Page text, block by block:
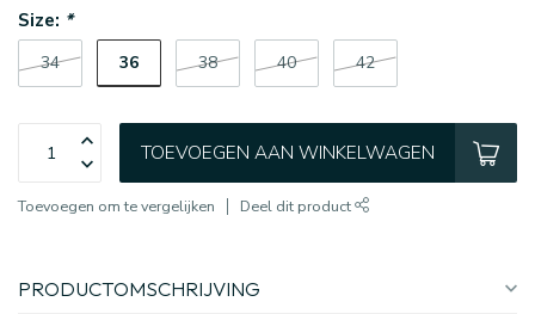
Size: *
34 36 38 40 42
TOEVOEGEN AAN WINKELWAGEN
Toevoegen om te vergelijken Deel dit product
PRODUCTOMSCHRIJVING